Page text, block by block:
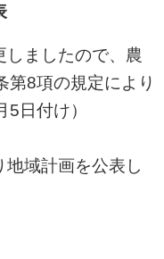
ましたので、農
第8項の規定により
日付け）
域計画を公表し